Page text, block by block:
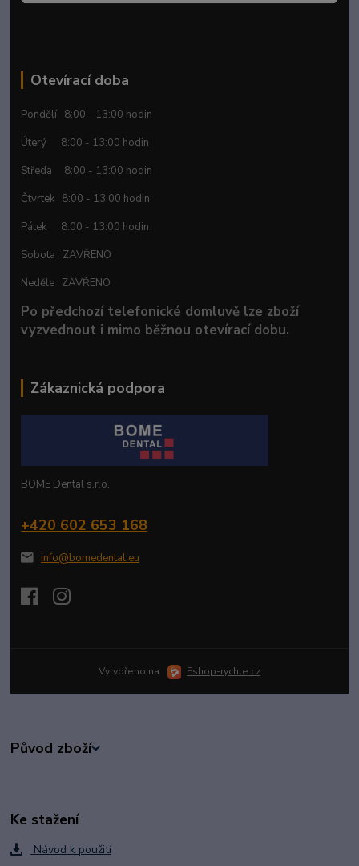
Otevírací doba
Pondělí 8:00 - 13:00 hodin
Úterý 8:00 - 13:00 hodin
Středa 8:00 - 13:00 hodin
Čtvrtek 8:00 - 13:00 hodin
Pátek 8:00 - 13:00 hodin
Sobota ZAVŘENO
Neděle ZAVŘENO
Po předchozí telefonické domluvě lze zboží
vyzvednout i mimo běžnou otevírací dobu.
Zákaznická podpora
BOME Dental s.r.o.
+420 602 653 168
info@bomedental.eu
Vytvořeno na Eshop-rychle.cz
Původ zboží
Ke stažení
Návod k použití